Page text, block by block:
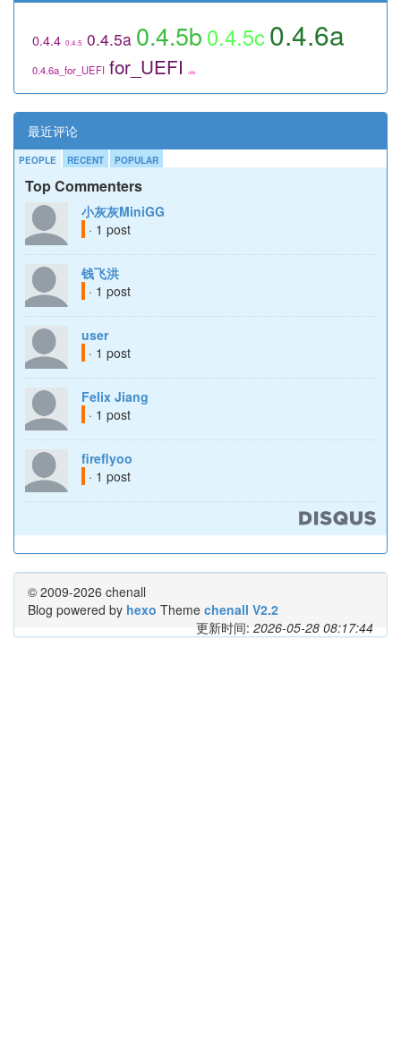
0.4.4 0.4.5 0.4.5a 0.4.5b 0.4.5c0.4.6a
0.4.6a_for_UEFI for_UEFI utils
最近评论
PEOPLE RECENT POPULAR
Top Commenters
小灰灰MiniGG
· 1 post
钱飞洪
· 1 post
user
· 1 post
Felix Jiang
· 1 post
fireflyoo
· 1 post
© 2009-2026 chenall
Blog powered by hexo Theme chenall V2.2
更新时间: 2026-05-28 08:17:44